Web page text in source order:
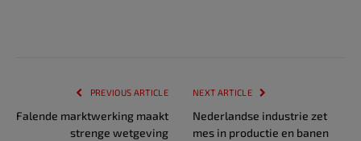
PREVIOUS ARTICLE
Falende marktwerking maakt
strenge wetgeving
NEXT ARTICLE
Nederlandse industrie zet
mes in productie en banen